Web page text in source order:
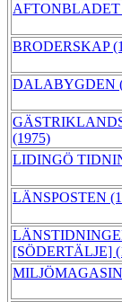
AFTONBLADET
BRODERSKAP
DALABYGDEN
(1975)
LIDINGÖ
LÄNSPOSTEN
[SÖDERTÄLJE]